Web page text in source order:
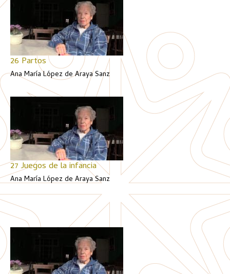
26 Partos
Ana María López de Araya Sanz
27 Juegos de la infancia
Ana María López de Araya Sanz